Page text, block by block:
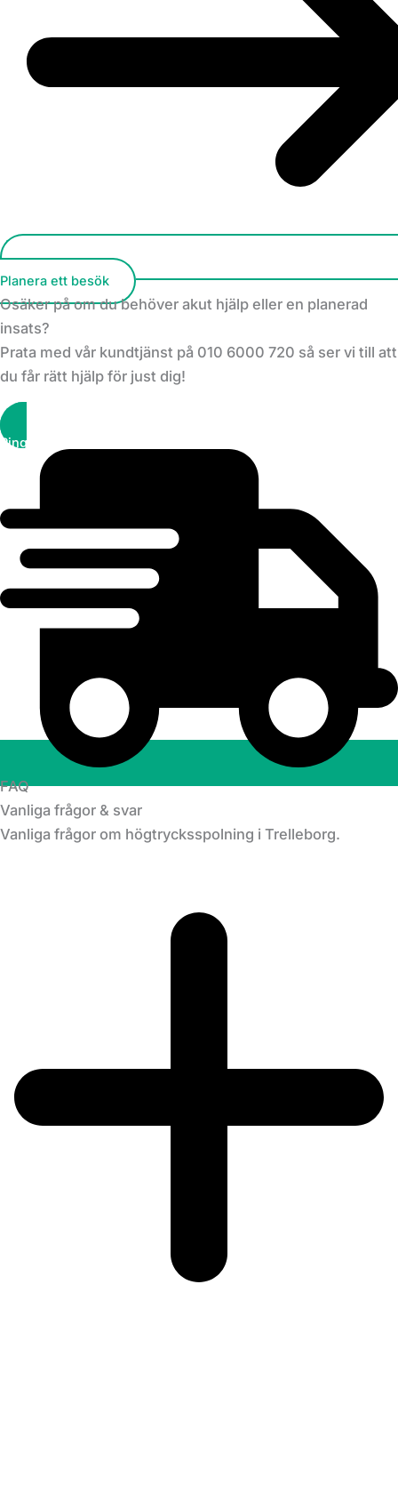
Planera ett besök
Osäker på om du behöver akut hjälp eller en planerad
insats?
Prata med vår kundtjänst på 010 6000 720 så ser vi till att
du får rätt hjälp för just dig!
Ring kundtjänst
FAQ
Vanliga frågor & svar
Vanliga frågor om högtrycksspolning i Trelleborg.